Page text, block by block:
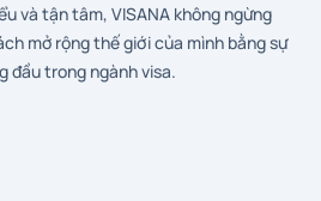
và tận tâm, VISANA không ngừng
mở rộng thế giới của mình bằng sự
đầu trong ngành visa.